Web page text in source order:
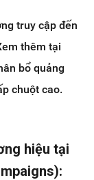
truy cập đến
thêm tại
bổ quảng
chuột cao.
hiệu tại